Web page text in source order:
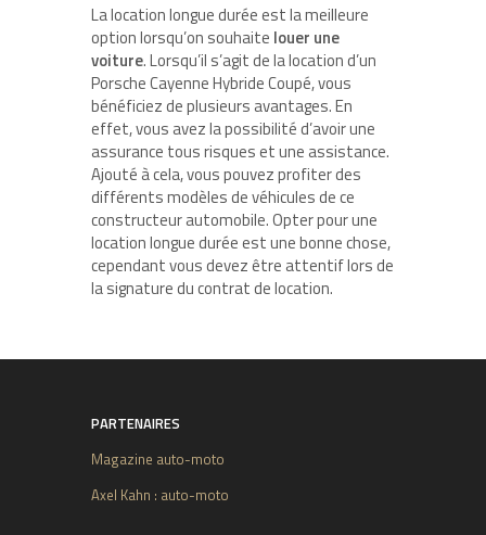
La location longue durée est la meilleure
option lorsqu’on souhaite louer une
voiture. Lorsqu’il s’agit de la location d’un
Porsche Cayenne Hybride Coupé, vous
bénéficiez de plusieurs avantages. En
effet, vous avez la possibilité d’avoir une
assurance tous risques et une assistance.
Ajouté à cela, vous pouvez profiter des
différents modèles de véhicules de ce
constructeur automobile. Opter pour une
location longue durée est une bonne chose,
cependant vous devez être attentif lors de
la signature du contrat de location.
PARTENAIRES
Magazine auto-moto
Axel Kahn : auto-moto